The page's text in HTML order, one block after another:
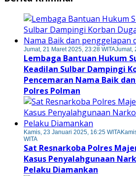
Jumat, 21 Maret 2025, 23:28 WITAJumat,
Lembaga Bantuan Hukum
Keadilan Sulbar Dampingi
Pencemaran Nama Baik
Polres Polman
Kamis, 23 Januari 2025, 16:25 WITA
WITA
Sat Resnarkoba Polres
Kasus Penyalahgunaan
Pelaku Diamankan